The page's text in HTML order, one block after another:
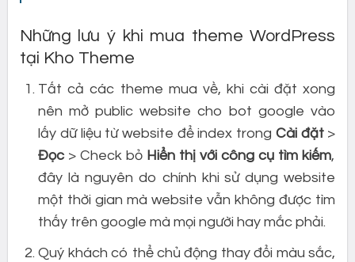
Những lưu ý khi mua theme WordPress
tại Kho Theme
Tất cả các theme mua về, khi cài đặt xong
nên mở public website cho bot google vào
lấy dữ liệu từ website để index trong Cài đặt>
Đọc> Check bỏ Hiển thị với công cụ tìm kiếm,
đây là nguyên do chính khi sử dụng website
một thời gian mà website vẫn không được tìm
thấy trên google mà mọi người hay mắc phải.
Quý khách có thể chủ động thay đổi màu sắc,